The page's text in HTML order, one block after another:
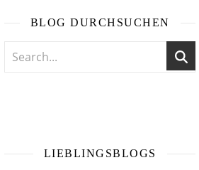
BLOG DURCHSUCHEN
LIEBLINGSBLOGS